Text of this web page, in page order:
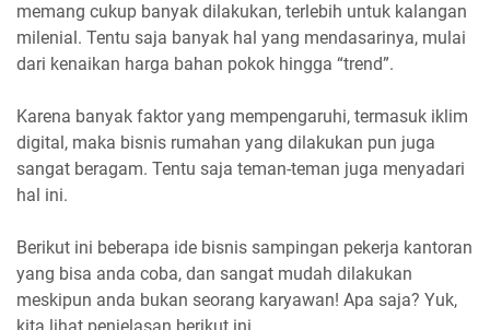
memang cukup banyak dilakukan, terlebih untuk kalangan
milenial. Tentu saja banyak hal yang mendasarinya, mulai
dari kenaikan harga bahan pokok hingga “trend”.
Karena banyak faktor yang mempengaruhi, termasuk iklim
digital, maka bisnis rumahan yang dilakukan pun juga
sangat beragam. Tentu saja teman-teman juga menyadari
hal ini.
Berikut ini beberapa ide bisnis sampingan pekerja kantoran
yang bisa anda coba, dan sangat mudah dilakukan
meskipun anda bukan seorang karyawan! Apa saja? Yuk,